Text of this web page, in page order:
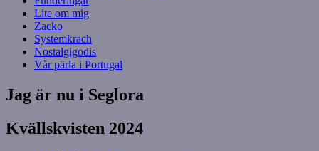
Lite om mig
Zacko
Systemkrach
Nostalgigodis
Vår pärla i Portugal
Jag är nu i Seglora
Kvällskvisten 2024